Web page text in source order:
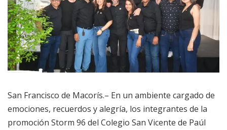
San Francisco de Macorís.– En un ambiente cargado de
emociones, recuerdos y alegría, los integrantes de la
promoción Storm 96 del Colegio San Vicente de Paúl